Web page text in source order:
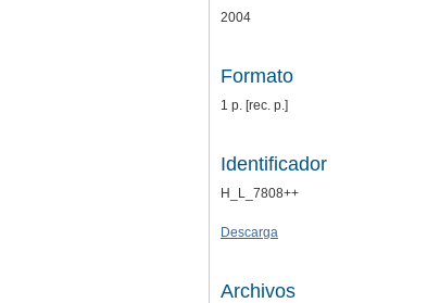
2004
Formato
1 p. [rec. p.]
Identificador
H_L_7808++
Descarga
Archivos